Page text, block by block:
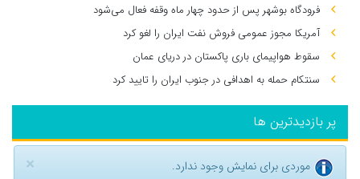
فرودگاه بوشهر پس از حدود چهار ماه وقفه فعال می‌شود
آمریکا مجوز عمومی فروش نفت ایران را لغو کرد
سقوط هواپیمای باری پاکستان در دریای عمان
سنتکام حمله به اهدافی در جنوب ایران را تایید کرد
پر بازدیدترین ها
× موردی برای نمایش وجود ندارد.